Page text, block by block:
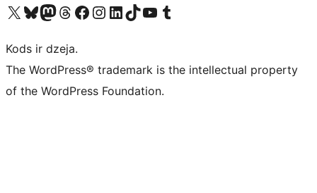
Apmeklējiet mūsu X (agrāk Twitter) kontu
Apmeklējiet mūsu Bluesky kontu
Apmeklējiet mūsu Mastodon kontu
Apmeklējiet mūsu Threads kontu
Apmeklējiet mūsu Facebook lapuApmeklējiet mūsu Instagram kontu
Apmeklējiet mūsu LinkedIn kontu
Apmeklējiet mūsu TikTok kontu
Apmeklējiet mūsu YouTube kanālu
Apmeklējiet mūsu Tumblr kontu
Kods ir dzeja.
The WordPress® trademark is the intellectual property
of the WordPress Foundation.